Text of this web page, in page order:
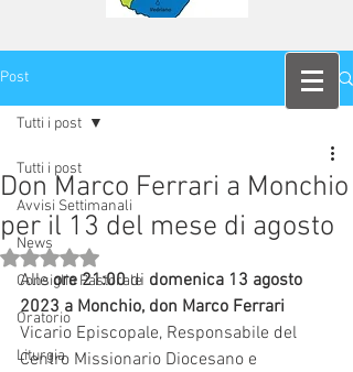
Post
Tutti i post
Avvisi Settimanali
News
Consiglio Pastorale
Oratorio
Liturgia
Tutti i post
Don Marco Ferrari a Monchio
per il 13 del mese di agosto
Valutazione NaN stelle su 5.
Alle ore 21:00 di domenica 13 agosto
2023 a Monchio, don Marco Ferrari
Vicario Episcopale, Responsabile del
Centro Missionario Diocesano e